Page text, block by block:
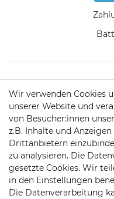
Mail:
Wir verwenden Cookies
unserer Website und
von Besucher:innen
z.B. Inhalte und
Drittanbietern
zu analysieren. Die
gesetzte Cookies. Wir
in den Einstellungen
Die Datenverarbeitung